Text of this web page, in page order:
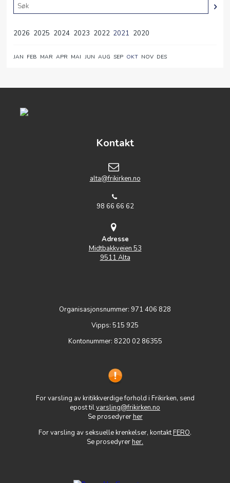
2026 2025 2024 2023 2022 2021 2020
JAN FEB MAR APR MAI JUN AUG SEP OKT NOV DES
Kontakt
alta@frikirken.no
98 66 66 62
Adresse
Midtbakkveien 53
9511 Alta
Organisasjonsnummer: 971 406 828
Vipps: 515 925
Kontonummer: 8220 02 86355
For varsling av kritikkverdige forhold i Frikirken, send
epost tilvarsling@frikirken.no
Se prosedyrerher
For varsling av seksuelle krenkelser, kontaktFERO.
Se prosedyrerher.